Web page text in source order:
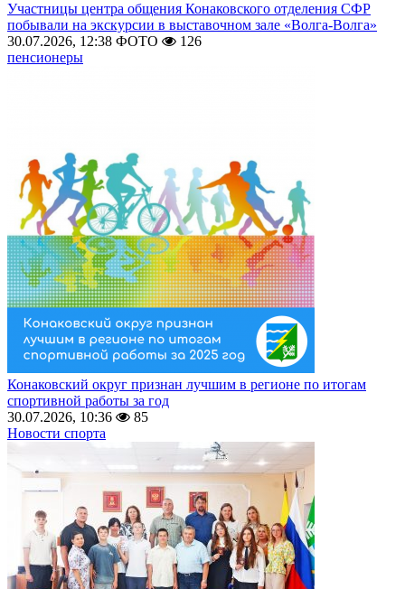
Участницы центра общения Конаковского отделения СФР
побывали на экскурсии в выставочном зале «Волга-Волга»
30.07.2026, 12:38 ФОТО
126
пенсионеры
Конаковский округ признан лучшим в регионе по итогам
спортивной работы за год
30.07.2026, 10:36
85
Новости спорта